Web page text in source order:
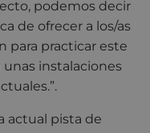
podemos decir
de ofrecer a los/as
para practicar este
instalaciones
actual pista de